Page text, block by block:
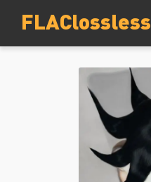
FLAClossless
Авторизация